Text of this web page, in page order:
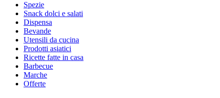
Spezie
Snack dolci e salati
Dispensa
Bevande
Utensili da cucina
Prodotti asiatici
Ricette fatte in casa
Barbecue
Marche
Offerte